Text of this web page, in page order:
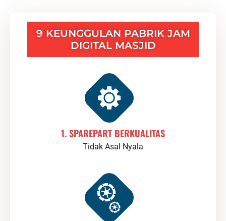
9 KEUNGGULAN PABRIK JAM
DIGITAL MASJID
1. SPAREPART BERKUALITAS
Tidak Asal Nyala